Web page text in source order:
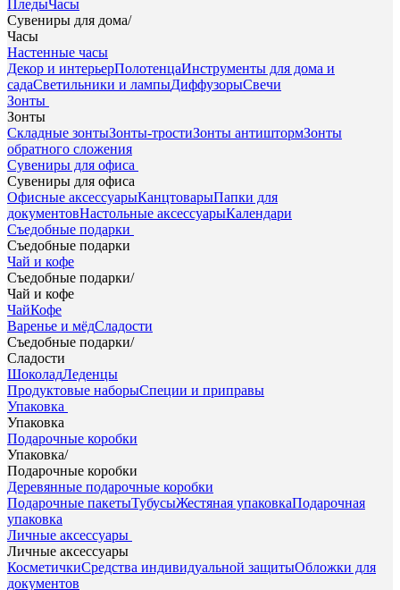
ПледыЧасы
Сувениры для дома/
Часы
Настенные часы
Декор и интерьерПолотенцаИнструменты для дома и
садаСветильники и лампыДиффузорыСвечи
Зонты
Зонты
Складные зонтыЗонты-тростиЗонты антиштормЗонты
обратного сложения
Сувениры для офиса
Сувениры для офиса
Офисные аксессуарыКанцтоварыПапки для
документовНастольные аксессуарыКалендари
Съедобные подарки
Съедобные подарки
Чай и кофе
Съедобные подарки/
Чай и кофе
ЧайКофе
Варенье и мёдСладости
Съедобные подарки/
Сладости
ШоколадЛеденцы
Продуктовые наборыСпеции и приправы
Упаковка
Упаковка
Подарочные коробки
Упаковка/
Подарочные коробки
Деревянные подарочные коробки
Подарочные пакетыТубусыЖестяная упаковкаПодарочная
упаковка
Личные аксессуары
Личные аксессуары
КосметичкиСредства индивидуальной защитыОбложки для
документов